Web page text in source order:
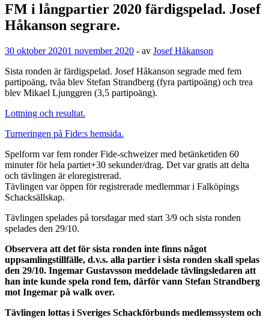
FM i långpartier 2020 färdigspelad. Josef
Håkanson segrare.
30 oktober 20201 november 2020 - av Josef Håkanson
Sista ronden är färdigspelad. Josef Håkanson segrade med fem
partipoäng, tvåa blev Stefan Strandberg (fyra partipoäng) och trea
blev Mikael Ljunggren (3,5 partipoäng).
Lottning och resultat.
Turneringen på Fide:s hemsida.
Spelform var fem ronder Fide-schweizer med betänketiden 60
minuter för hela partiet+30 sekunder/drag. Det var gratis att delta
och tävlingen är eloregistrerad.
Tävlingen var öppen för registrerade medlemmar i Falköpings
Schacksällskap.
Tävlingen spelades på torsdagar med start 3/9 och sista ronden
spelades den 29/10.
Observera att det för sista ronden inte finns något
uppsamlingstillfälle, d.v.s. alla partier i sista ronden skall spelas
den 29/10. Ingemar Gustavsson meddelade tävlingsledaren att
han inte kunde spela rond fem, därför vann Stefan Strandberg
mot Ingemar på walk over.
Tävlingen lottas i Sveriges Schackförbunds medlemssystem och